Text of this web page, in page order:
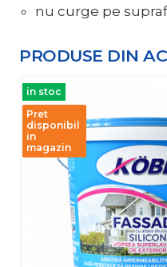
nu curge pe
PRODUSE DIN
in stoc
Pret
disponibil
in
magazin